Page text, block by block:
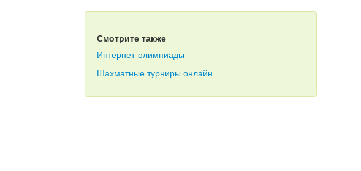
Смотрите также
Интернет-олимпиады
Шахматные турниры онлайн